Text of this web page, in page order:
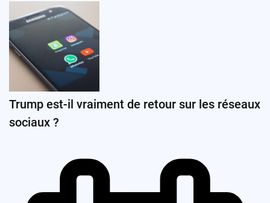
Trump est-il vraiment de retour sur les réseaux
sociaux ?